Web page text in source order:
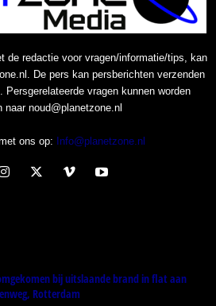
de redactie voor vragen/informatie/tips, kan
De pers kan persberichten verzenden
Persgerelateerde vragen kunnen worden
naar noud@planetzone.nl
ons op: Info@planetzone.nl
bij uitslaande brand in flat aan
Rotterdam